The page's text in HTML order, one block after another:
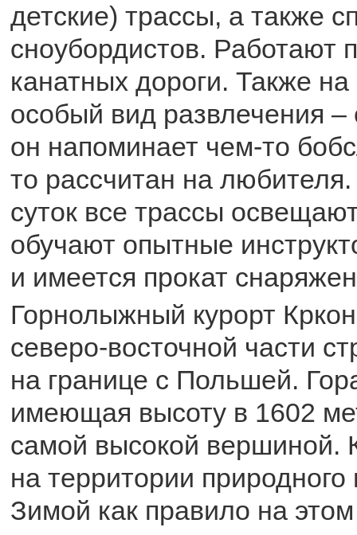
детские) трассы, а также
сноубордистов. Работают
канатных дороги. Также
особый вид развлечения –
он напоминает чем-то
то рассчитан на
суток все трассы
обучают опытные
и имеется прокат
Горнолыжный курорт
северо-восточной части
на границе с Польшей.
имеющая высоту в 1602
самой высокой вершиной.
на территории
Зимой как правило на